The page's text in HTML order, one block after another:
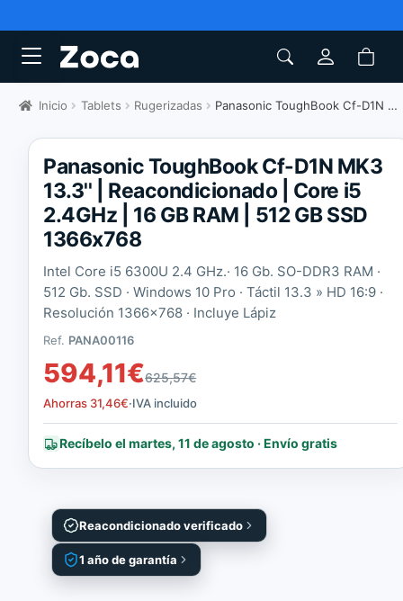
Inicio Tablets Rugerizadas Panasonic ToughBook Cf-D1N MK3 13.3"
Reacondicionado verificado
1 año de garantía
Panasonic ToughBook Cf-D1N MK3
13.3'' | Reacondicionado | Core i5
2.4GHz | 16 GB RAM | 512 GB SSD
1366x768
Intel Core i5 6300U 2.4 GHz.· 16 Gb. SO-DDR3 RAM ·
512 Gb. SSD · Windows 10 Pro · Táctil 13.3 » HD 16:9 ·
Resolución 1366×768 · Incluye Lápiz
Ref. PANA00116
594,11€625,57€
Ahorras 31,46€·IVA incluido
Recíbelo el martes, 11 de agosto · Envío gratis